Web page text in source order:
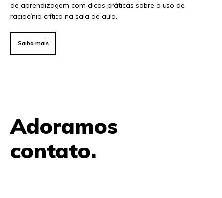
Para Educadores
Para Líderes
de aprendizagem com dicas práticas sobre o uso de
raciocínio crítico na sala de aula.
Saiba mais
Adoramos
contato.